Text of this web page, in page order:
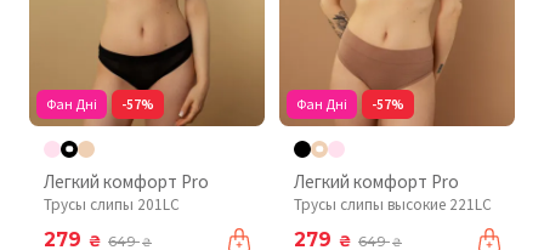
Фан Дні -57%
Легкий комфорт Pro
Трусы слипы 201LC
279 ₴ 649₴
Фан Дні -57%
Легкий комфорт Pro
Трусы слипы высокие 221LC
279 ₴ 649₴